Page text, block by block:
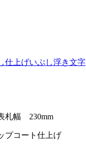
仕上げいぶし浮き文字
札幅 230mm
プコート仕上げ